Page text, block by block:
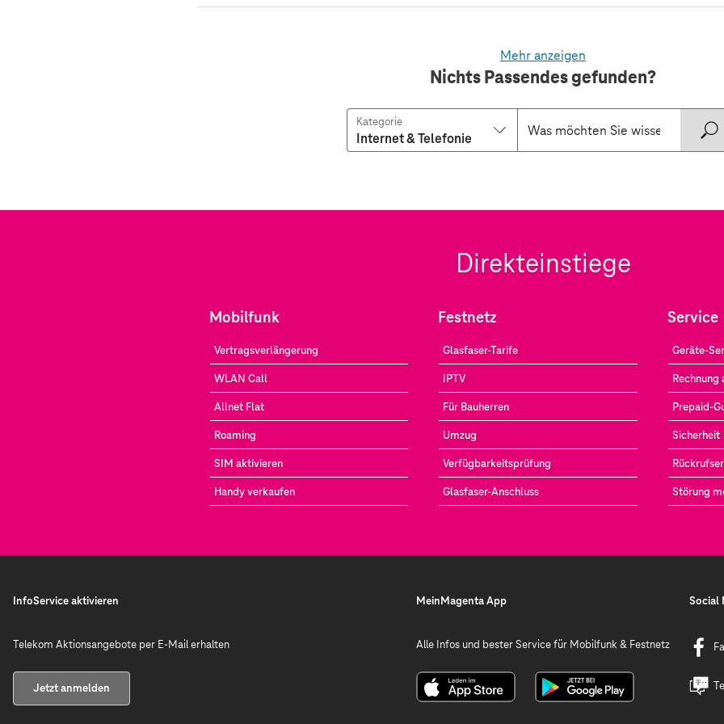
Mehr anzeigen
Nichts Passendes gefunden?
Internet & Telefonie
Kategorie
Direkteinstiege
Mobilfunk
Vertragsverlängerung
WLAN Call
Allnet Flat
Roaming
SIM aktivieren
Handy verkaufen
Festnetz
Glasfaser-Tarife
IPTV
Für Bauherren
Umzug
Verfügbarkeitsprüfung
Glasfaser-Anschluss
Service
Geräte-
Rechnung
Prepaid-
Sicherheit
Störung
InfoService aktivieren
Telekom Aktionsangebote per E-Mail erhalten
Jetzt anmelden
MeinMagenta App
Alle Infos und bester Service für Mobilfunk & Festnetz
Social